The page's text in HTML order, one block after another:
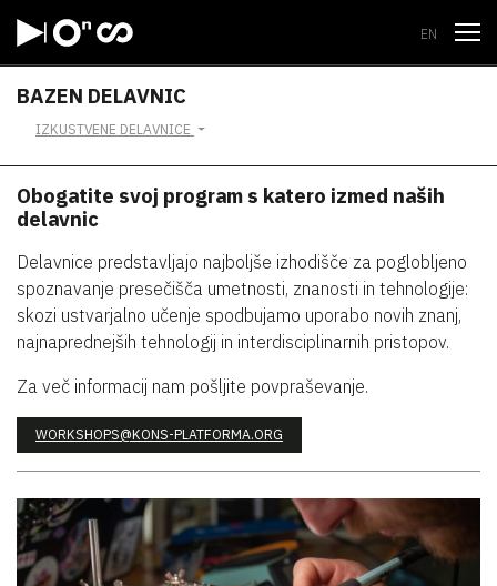
EN
BAZEN DELAVNIC
IZKUSTVENE DELAVNICE
Obogatite svoj program s katero izmed naših
delavnic
Delavnice predstavljajo najboljše izhodišče za poglobljeno
spoznavanje presečišča umetnosti, znanosti in tehnologije:
skozi ustvarjalno učenje spodbujamo uporabo novih znanj,
najnaprednejših tehnologij in interdisciplinarnih pristopov.
Za več informacij nam pošljite povpraševanje.
WORKSHOPS@KONS-PLATFORMA.ORG